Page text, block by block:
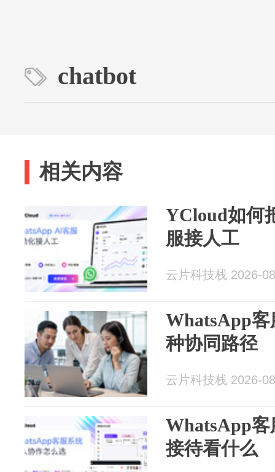
chatbot
相关内容
YCloud如何
服接人工
云片科技栈 2026-
WhatsApp
种协同路径
云片科技栈 2026-
WhatsApp
接待看什么